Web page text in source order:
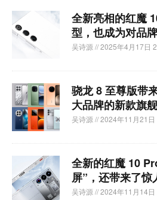
全新亮相的红魔
型，也成为对品
吴诗源 // 2025年4月17日
骁龙 8 至尊版带
大品牌的新款旗
吴诗源 // 2024年11月21日
全新的红魔 10
屏”，还带来了惊
吴诗源 // 2024年11月14日